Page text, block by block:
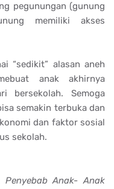
pegunungan (gunung
memiliki akses
“sedikit” alasan aneh
anak akhirnya
bersekolah. Semoga
semakin terbuka dan
dan faktor sosial
sekolah.
Anak- Anak